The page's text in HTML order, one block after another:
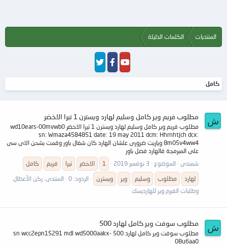
المنتديات الكلمات الدليلة
كامل
ش مطلوب فريم وير كامل وسليم لهارد ويسترن 1 تيرا الاخضر
مطلوب فريم وير كامل وسليم لهارد ويسترن 1 تيرا الاخضر wd10ears-00mvwb0
sn: Wmaza4584851 date: 19 may 2011 dcm: Hhrnhtjch dcx:
8m05v4ww4 وياريت ضرورى علشان الهارد كان شغال باور وقمت بشحن الاى سى
على المبرمجة فالهارد فصل باور
شمندى
الموضوع 3 نوفمبر 2019 1 الاخضر تيرا فريم
كامل
لهارد
مطلوب وسليم وير ويسترن الردود: 0 المنتدى: ركن الأعطال
وطلبات الفيرم وير للهارديسك
ش مطلوب سوفت وير كامل لهارد 500
مطلوب سوفت وير كامل لهارد 500 sn wcc2epn15291 mdl wd5000aakx-
08u6aa0